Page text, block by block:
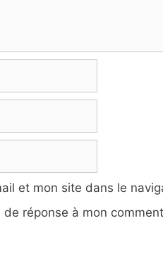
et mon site dans le
réponse à mon